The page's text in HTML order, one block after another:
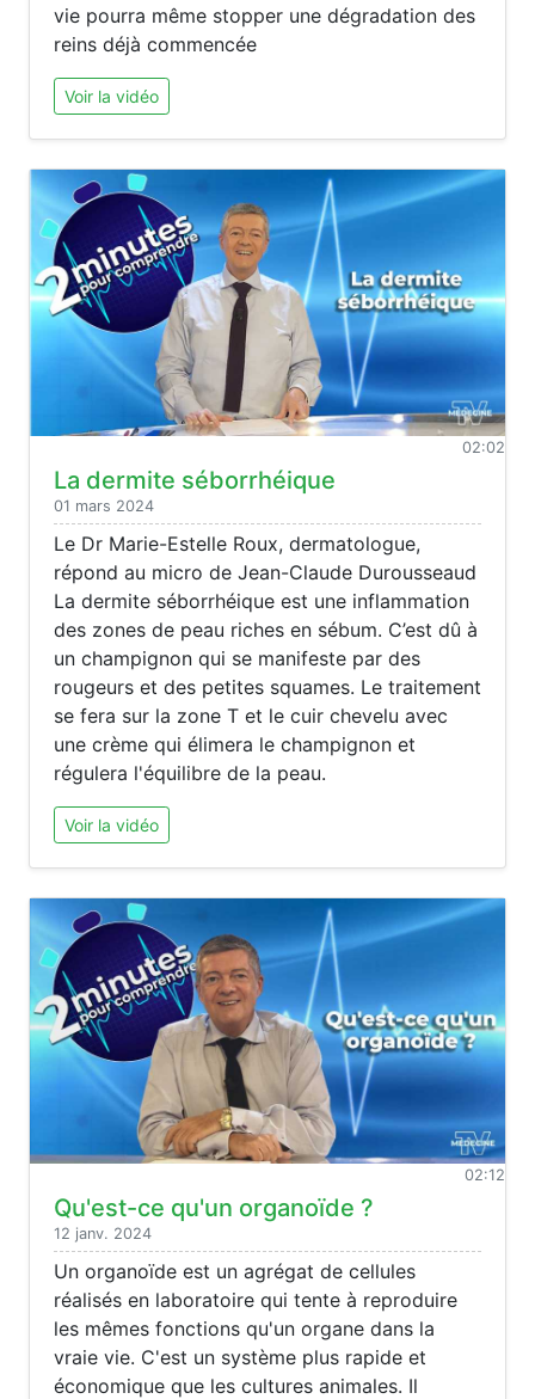
vie pourra même stopper une dégradation des
reins déjà commencée
Voir la vidéo
02:02
La dermite séborrhéique
01 mars 2024
Le Dr Marie-Estelle Roux, dermatologue,
répond au micro de Jean-Claude Durousseaud
La dermite séborrhéique est une inflammation
des zones de peau riches en sébum. C’est dû à
un champignon qui se manifeste par des
rougeurs et des petites squames. Le traitement
se fera sur la zone T et le cuir chevelu avec
une crème qui élimera le champignon et
régulera l'équilibre de la peau.
Voir la vidéo
02:12
Qu'est-ce qu'un organoïde ?
12 janv. 2024
Un organoïde est un agrégat de cellules
réalisés en laboratoire qui tente à reproduire
les mêmes fonctions qu'un organe dans la
vraie vie. C'est un système plus rapide et
économique que les cultures animales. Il